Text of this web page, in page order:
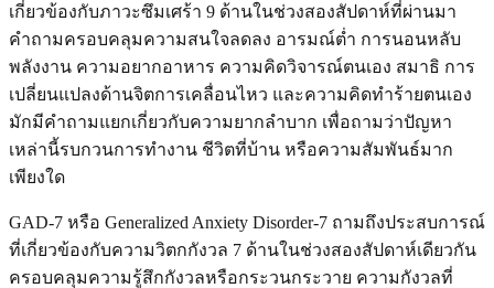
เกี่ยวข้องกับภาวะซึมเศร้า 9 ด้านในช่วงสองสัปดาห์ที่ผ่านมา
คำถามครอบคลุมความสนใจลดลง อารมณ์ต่ำ การนอนหลับ
พลังงาน ความอยากอาหาร ความคิดวิจารณ์ตนเอง สมาธิ การ
เปลี่ยนแปลงด้านจิตการเคลื่อนไหว และความคิดทำร้ายตนเอง
มักมีคำถามแยกเกี่ยวกับความยากลำบาก เพื่อถามว่าปัญหา
เหล่านี้รบกวนการทำงาน ชีวิตที่บ้าน หรือความสัมพันธ์มาก
เพียงใด
GAD-7 หรือ Generalized Anxiety Disorder-7 ถามถึงประสบการณ์
ที่เกี่ยวข้องกับความวิตกกังวล 7 ด้านในช่วงสองสัปดาห์เดียวกัน
ครอบคลุมความรู้สึกกังวลหรือกระวนกระวาย ความกังวลที่